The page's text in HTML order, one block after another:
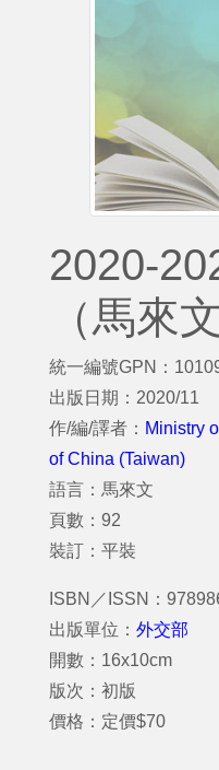
2020-
（馬來文
統一編號GPN：
出版日期：2020/11
作/編/譯者： Ministry
of China (Taiwan)
語言：馬來文
頁數：92
裝訂：平裝
ISBN／ISSN：
出版單位： 外交部
開數：16x10cm
版次：初版
價格：定價$70